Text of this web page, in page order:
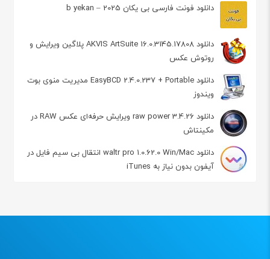
دانلود فونت فارسی بی یکان 2025 – b yekan
دانلود AKVIS ArtSuite 16.0.3145.17808 پلاگین ویرایش و
روتوش عکس
دانلود EasyBCD 2.4.0.237 + Portable مدیریت منوی بوت
ویندوز
دانلود raw power 3.4.26 ویرایش حرفه‌ای عکس RAW در
مکینتاش
دانلود waltr pro 1.0.62.0 Win/Mac انتقال بی سیم فایل در
آیفون بدون نیاز به iTunes